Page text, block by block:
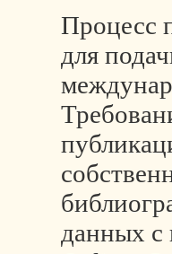
Процесс
для
данных